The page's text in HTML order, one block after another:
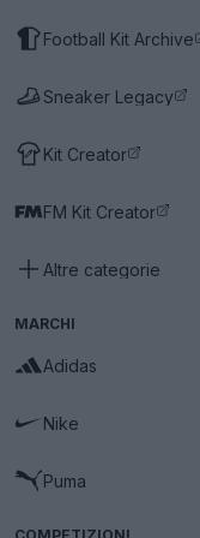
Football Kit Archive
Sneaker Legacy
Kit Creator
FM Kit Creator
Altre categorie
MARCHI
Adidas
Nike
Puma